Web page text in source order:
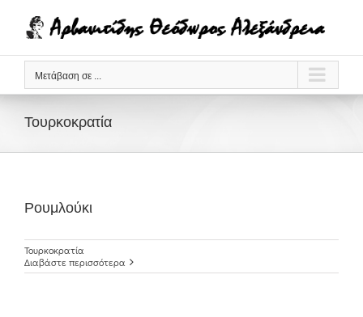
περιεχόμενο
Μετάβαση σε ...
Τουρκοκρατία
Ρουμλούκι
Τουρκοκρατία
Διαβάστε περισσότερα